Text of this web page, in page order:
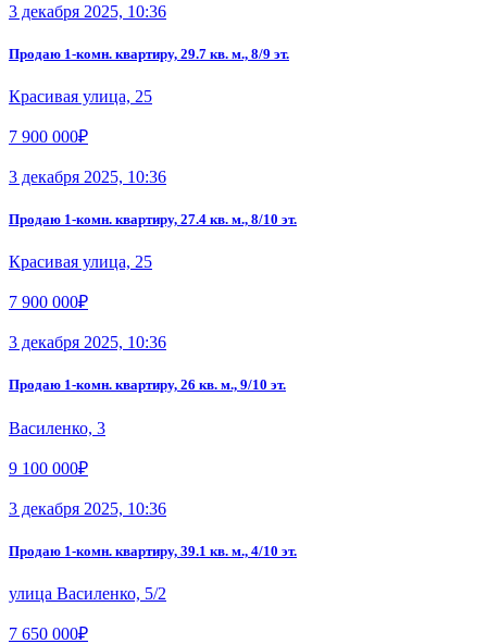
3 декабря 2025, 10:36
Продаю 1-комн. квартиру, 29.7 кв. м., 8/9 эт.
Красивая улица, 25
7 900 000₽
3 декабря 2025, 10:36
Продаю 1-комн. квартиру, 27.4 кв. м., 8/10 эт.
Красивая улица, 25
7 900 000₽
3 декабря 2025, 10:36
Продаю 1-комн. квартиру, 26 кв. м., 9/10 эт.
Василенко, 3
9 100 000₽
3 декабря 2025, 10:36
Продаю 1-комн. квартиру, 39.1 кв. м., 4/10 эт.
улица Василенко, 5/2
7 650 000₽